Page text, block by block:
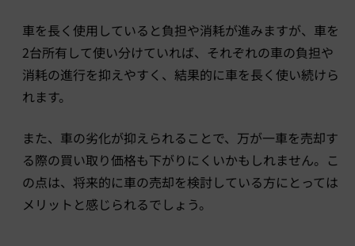
車を長く使用していると負担や消耗が進みますが、車を
2台所有して使い分けていれば、それぞれの車の負担や
消耗の進行を抑えやすく、結果的に車を長く使い続けら
れます。
また、車の劣化が抑えられることで、万が一車を売却す
る際の買い取り価格も下がりにくいかもしれません。こ
の点は、将来的に車の売却を検討している方にとっては
メリットと感じられるでしょう。